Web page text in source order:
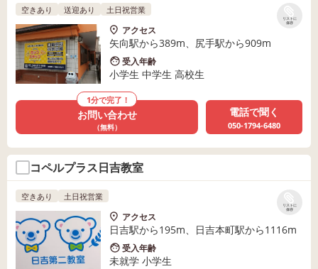
リストに
保存
空きあり 送迎あり 土日祝営業
アクセス
矢向駅から389m、尻手駅から909m
受入年齢
小学生 中学生 高校生
1分で完了！
お問い合わせ
（無料）
電話で聞く
050-1794-6480
コペルプラス日吉教室
リストに
保存
空きあり 土日祝営業
アクセス
日吉駅から195m、日吉本町駅から1116m
受入年齢
未就学 小学生